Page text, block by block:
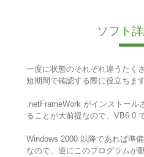
ソフト
一度に状態のそれぞれ違うたく
短期間で確認する際に役立ちます
.netFrameWork がインストール
ることが大前提なので、VB6.0
Windows 2000 以降であれば準
なので、逆にこのプログラムが